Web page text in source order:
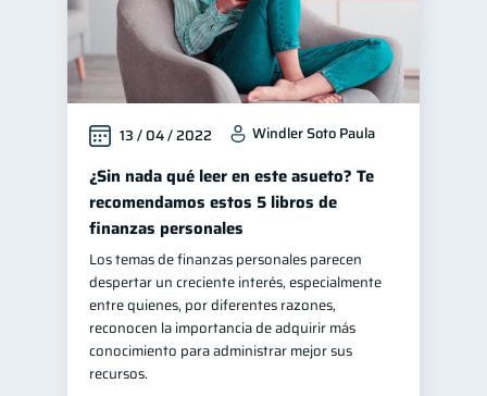
13 / 04 / 2022 Windler Soto Paula
¿Sin nada qué leer en este asueto? Te
recomendamos estos 5 libros de
finanzas personales
Los temas de finanzas personales parecen
despertar un creciente interés, especialmente
entre quienes, por diferentes razones,
reconocen la importancia de adquirir más
conocimiento para administrar mejor sus
recursos.